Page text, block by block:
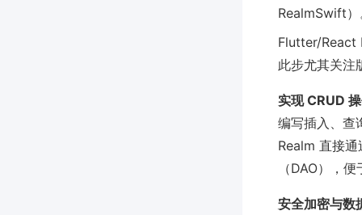
RealmSwift）
Flutter/React
此步尤其关注
实现 CRUD
编写插入、查
Realm 直接
（DAO），
安全加密与数